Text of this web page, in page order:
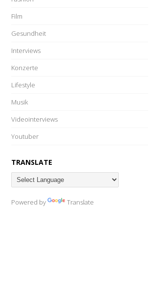
Film
Gesundheit
Interviews
Konzerte
Lifestyle
Musik
Videointerviews
Youtuber
TRANSLATE
Powered by Translate